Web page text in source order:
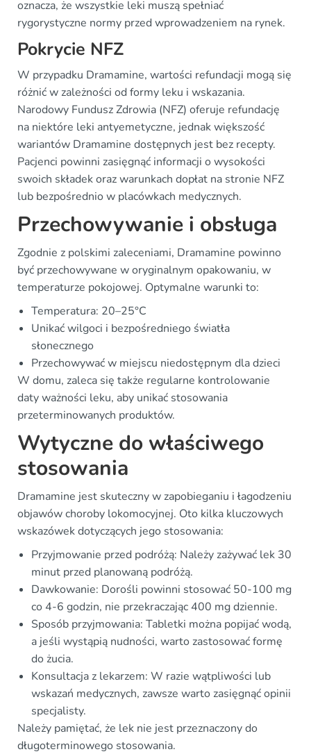
oznacza, że wszystkie leki muszą spełniać
rygorystyczne normy przed wprowadzeniem na rynek.
Pokrycie NFZ
W przypadku Dramamine, wartości refundacji mogą się
różnić w zależności od formy leku i wskazania.
Narodowy Fundusz Zdrowia (NFZ) oferuje refundację
na niektóre leki antyemetyczne, jednak większość
wariantów Dramamine dostępnych jest bez recepty.
Pacjenci powinni zasięgnąć informacji o wysokości
swoich składek oraz warunkach dopłat na stronie NFZ
lub bezpośrednio w placówkach medycznych.
Przechowywanie i obsługa
Zgodnie z polskimi zaleceniami, Dramamine powinno
być przechowywane w oryginalnym opakowaniu, w
temperaturze pokojowej. Optymalne warunki to:
Temperatura: 20–25°C
Unikać wilgoci i bezpośredniego światła
słonecznego
Przechowywać w miejscu niedostępnym dla dzieci
W domu, zaleca się także regularne kontrolowanie
daty ważności leku, aby unikać stosowania
przeterminowanych produktów.
Wytyczne do właściwego
stosowania
Dramamine jest skuteczny w zapobieganiu i łagodzeniu
objawów choroby lokomocyjnej. Oto kilka kluczowych
wskazówek dotyczących jego stosowania:
Przyjmowanie przed podróżą: Należy zażywać lek 30
minut przed planowaną podróżą.
Dawkowanie: Dorośli powinni stosować 50-100 mg
co 4-6 godzin, nie przekraczając 400 mg dziennie.
Sposób przyjmowania: Tabletki można popijać wodą,
a jeśli wystąpią nudności, warto zastosować formę
do żucia.
Konsultacja z lekarzem: W razie wątpliwości lub
wskazań medycznych, zawsze warto zasięgnąć opinii
specjalisty.
Należy pamiętać, że lek nie jest przeznaczony do
długoterminowego stosowania.